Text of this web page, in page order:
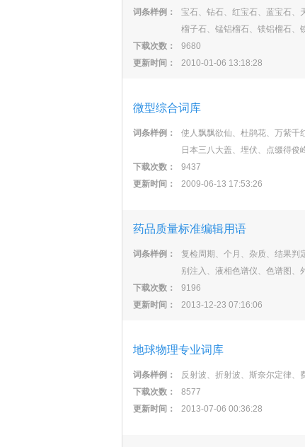
词条样例：
宝石、钻石、红宝石、蓝宝石、
榴子石、锰铝榴石、镁铝榴石、
下载次数：
9680
更新时间：
2010-01-06 13:18:28
微型综合词库
词条样例：
使人飘飘欲仙、杜鹃花、万紫千
日本三八大盖、埋伏、点缀得
下载次数：
9437
更新时间：
2009-06-13 17:53:26
药品质量标准编辑用语
词条样例：
复检周期、个月、杂质、结果判
别注入、液相色谱仪、色谱图、
下载次数：
9196
更新时间：
2013-12-23 07:16:06
地球物理专业词库
词条样例：
反射波、折射波、斯奈尔定律、
下载次数：
8577
更新时间：
2013-07-06 00:36:28